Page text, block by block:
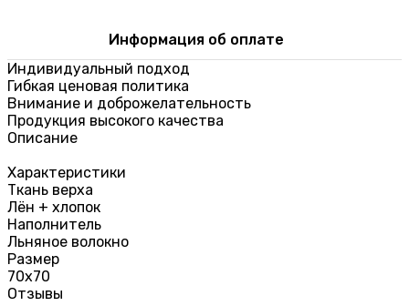
Информация об оплате
Индивидуальный подход
Гибкая ценовая политика
Внимание и доброжелательность
Продукция высокого качества
Описание
Характеристики
Ткань верха
Лён + хлопок
Наполнитель
Льняное волокно
Размер
70х70
Отзывы